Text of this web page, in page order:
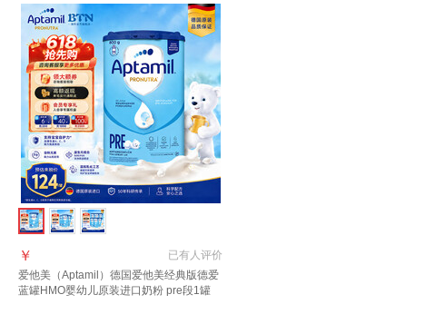
已有人评价
￥
爱他美（Aptamil）德国爱他美经典版德爱
蓝罐HMO婴幼儿原装进口奶粉 pre段1罐